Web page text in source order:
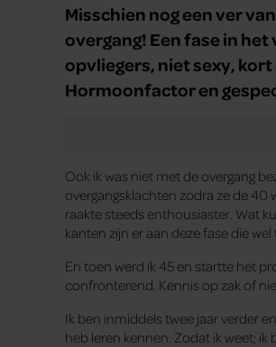
Misschien nog een ver
overgang! Een fase in
opvliegers, niet sexy, kort
Hormoonfactor en
Ook ik was niet met de overgang
overgangsklachten zodra ze de 40
raakte steeds enthousiaster. Wat
kanten zijn er aan deze fase die
En toen werd ik 45 en startte het
confronterend. Kennis op zak of
Ik ben inmiddels twee jaar verder
heb leren kennen. Zodat ik weet; ik